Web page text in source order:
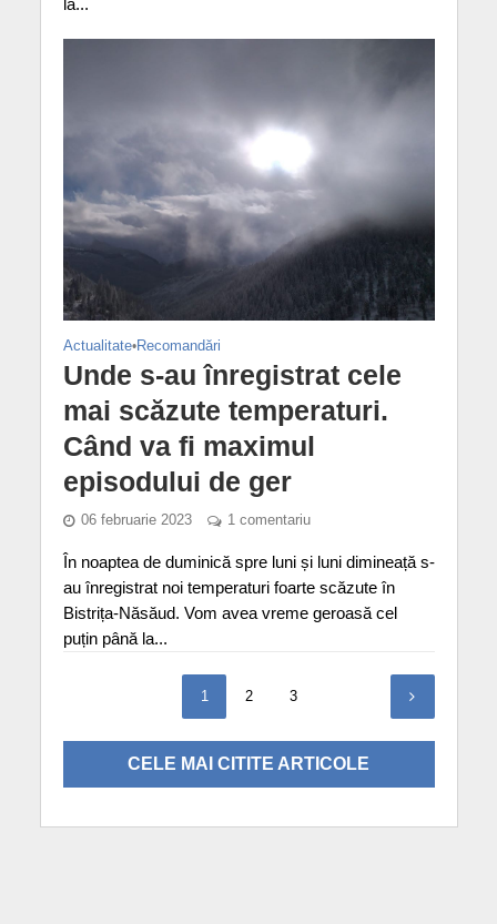
Actualitate•Recomandări
Unde s-au înregistrat cele
mai scăzute temperaturi.
Când va fi maximul
episodului de ger
06 februarie 2023 1 comentariu
În noaptea de duminică spre luni și luni dimineață s-
au înregistrat noi temperaturi foarte scăzute în
Bistrița-Năsăud. Vom avea vreme geroasă cel
puțin până la...
1 2 3
CELE MAI CITITE ARTICOLE